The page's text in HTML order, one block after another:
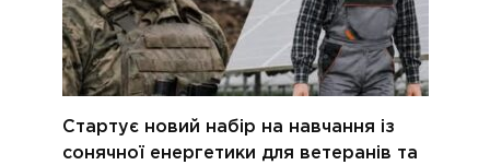
Стартує новий набір на навчання із
сонячної енергетики для ветеранів та